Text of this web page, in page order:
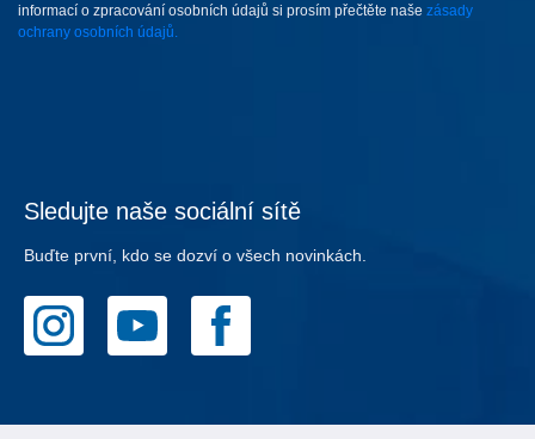
informací o zpracování osobních údajů si prosím přečtěte naše zásady
ochrany osobních údajů.
Sledujte naše sociální sítě
Buďte první, kdo se dozví o všech novinkách.